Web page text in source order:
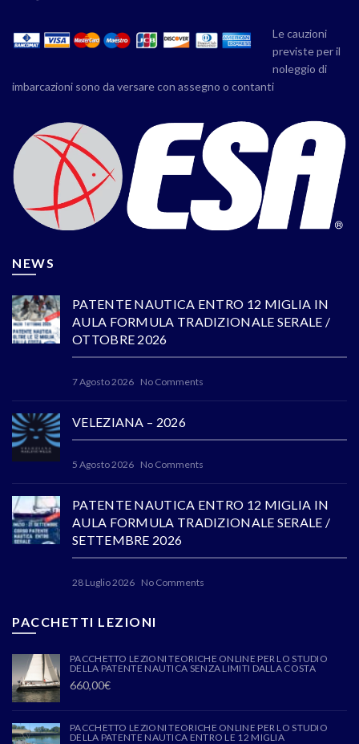
Le cauzioni
previste per il
noleggio di
imbarcazioni sono da versare con assegno o contanti
NEWS
PATENTE NAUTICA ENTRO 12 MIGLIA IN
AULA FORMULA TRADIZIONALE SERALE /
OTTOBRE 2026
7 Agosto 2026 No Comments
VELEZIANA – 2026
5 Agosto 2026 No Comments
PATENTE NAUTICA ENTRO 12 MIGLIA IN
AULA FORMULA TRADIZIONALE SERALE /
SETTEMBRE 2026
28 Luglio 2026 No Comments
PACCHETTI LEZIONI
PACCHETTO LEZIONI TEORICHE ONLINE PER LO STUDIO
DELLA PATENTE NAUTICA SENZA LIMITI DALLA COSTA
660,00€
PACCHETTO LEZIONI TEORICHE ONLINE PER LO STUDIO
DELLA PATENTE NAUTICA ENTRO LE 12 MIGLIA